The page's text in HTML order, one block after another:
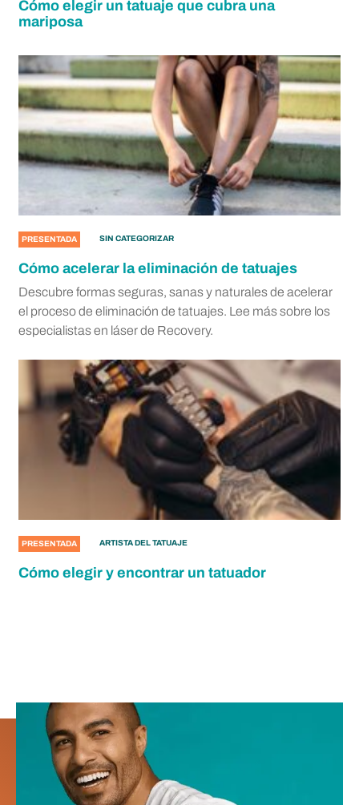
Cómo elegir un tatuaje que cubra una
mariposa
PRESENTADA SIN CATEGORIZAR
Cómo acelerar la eliminación de tatuajes
Descubre formas seguras, sanas y naturales de acelerar
el proceso de eliminación de tatuajes. Lee más sobre los
especialistas en láser de Recovery.
PRESENTADA ARTISTA DEL TATUAJE
Cómo elegir y encontrar un tatuador